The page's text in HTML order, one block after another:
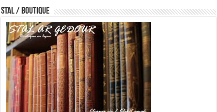
STAL / BOUTIQUE